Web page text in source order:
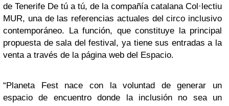
de Tenerife De tú a tú, de la compañía catalana Col·lectiu
MUR, una de las referencias actuales del circo inclusivo
contemporáneo. La función, que constituye la principal
propuesta de sala del festival, ya tiene sus entradas a la
venta a través de la página web del Espacio.
“Planeta Fest nace con la voluntad de generar un
espacio de encuentro donde la inclusión no sea un